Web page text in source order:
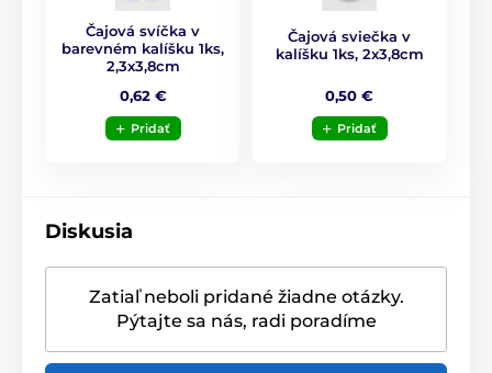
Čajová svíčka v
barevném kalíšku 1ks,
2,3x3,8cm
0,62 €
Pridať
Čajová sviečka v
kalíšku 1ks, 2x3,8cm
0,50 €
Pridať
Diskusia
Zatiaľ neboli pridané žiadne otázky.
Pýtajte sa nás, radi poradíme